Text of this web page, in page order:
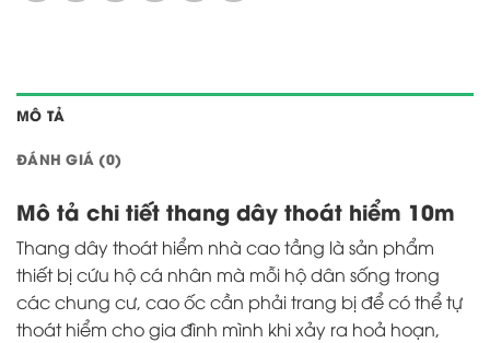
MÔ TẢ
ĐÁNH GIÁ (0)
Mô tả chi tiết thang dây thoát hiểm 10m
Thang dâythoát hiểm nhà cao tầng là sản phẩm
thiết bị cứu hộ cá nhân mà mỗi hộ dân sống trong
các chung cư, cao ốc cần phải trang bị để có thể tự
thoát hiểm cho gia đình mình khi xảy ra hoả hoạn,